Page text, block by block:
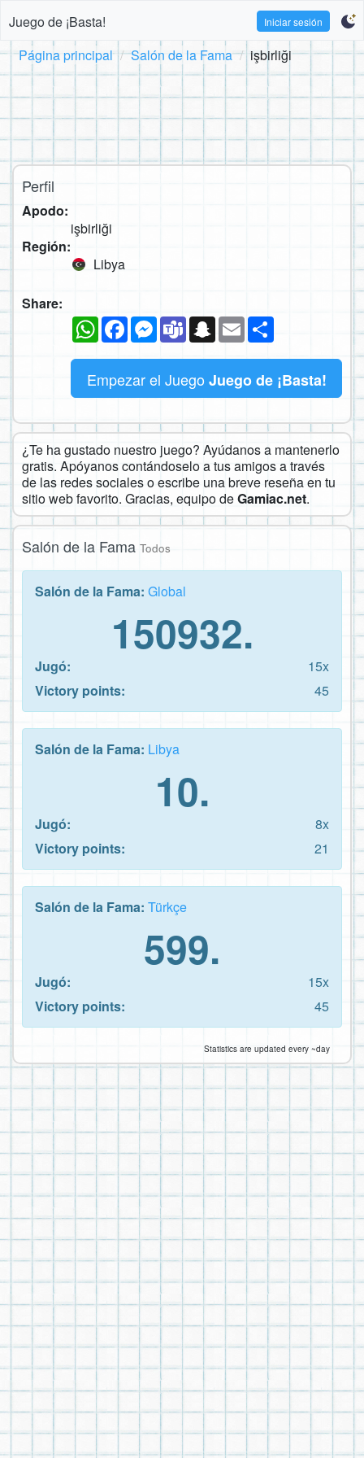
Juego de ¡Basta! Iniciar sesión
Página principal Salón de la Fama işbirliği
Perfil
Apodo:
işbirliği
Región:
Libya
Share:
WhatsAppFacebookMessenger
TeamsSnapchat
Email
Empezar el Juego Juego de ¡Basta!
¿Te ha gustado nuestro juego? Ayúdanos a mantenerlo
gratis. Apóyanos contándoselo a tus amigos a través
de las redes sociales o escribe una breve reseña en tu
sitio web favorito. Gracias, equipo deGamiac.net.
Salón de la Fama Todos
Salón de la Fama: Global
150932.
Jugó:
15x
Victory points:
45
Salón de la Fama: Libya
10.
Jugó:
8x
Victory points:
21
Salón de la Fama: Türkçe
599.
Jugó:
15x
Victory points:
45
Statistics are updated every ~day